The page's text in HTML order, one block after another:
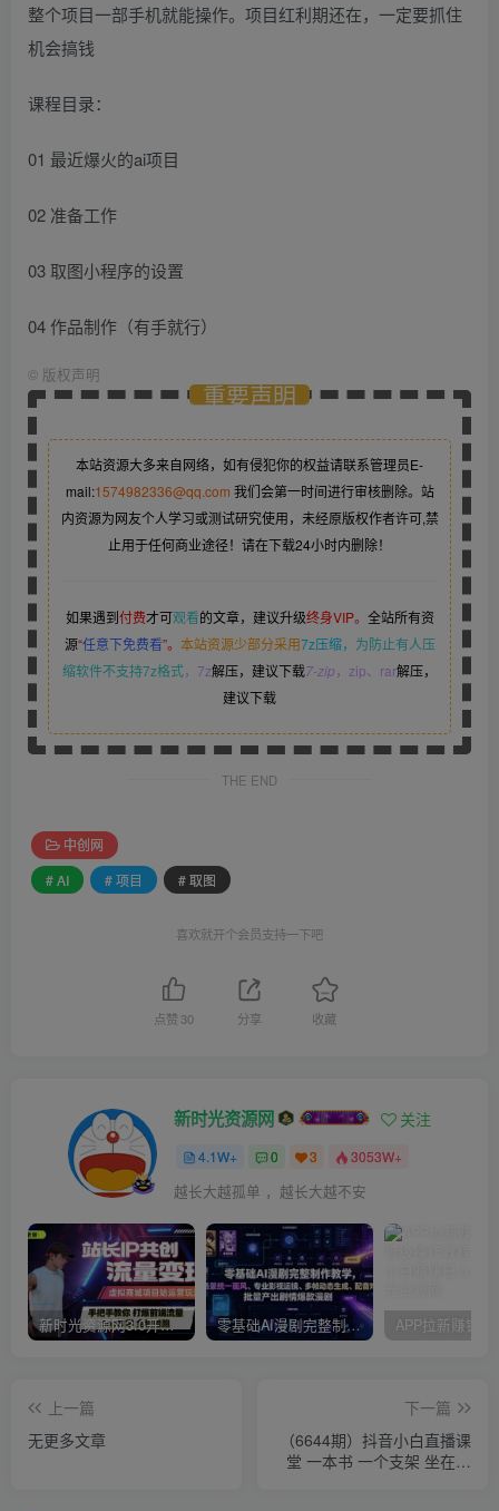
整个项目一部手机就能操作。项目红利期还在，一定要抓住
机会搞钱
课程目录：
01 最近爆火的ai项目
02 准备工作
03 取图小程序的设置
04 作品制作（有手就行）
© 版权声明
重要声明
本站资源大多来自网络，如有侵犯你的权益请联系管理员E-
mail:1574982336@qq.com 我们会第一时间进行审核删除。站
内资源为网友个人学习或测试研究使用，未经原版权作者许可,禁
止用于任何商业途径！请在下载24小时内删除！
如果遇到付费才可观看的文章，建议升级终身VIP。 全站所有资
源“任意下免费看”。 本站资源少部分采用7z压缩， 为防止有人压
缩软件不支持7z格式，7z解压，建议下载7-zip，zip、rar解压，
建议下载
THE END
中创网
# AI
# 项目 # 取图
喜欢就开个会员支持一下吧
点赞30 分享 收藏
新时光资源网 关注
4.1W+ 0 3 3053W+
越长大越孤单 ，越长大越不安
新时光资源网3.0开放加盟，搭建同款网创资源站，实测单日收款1万元！ 零基础AI漫剧完整制作教学，人物场景统一画风、专业影视运镜、多帧动态生成、配音对口型，批量产出剧情爆款漫剧
上一篇
无更多文章
下一篇
（6644期）抖音小白直播课
堂 一本书 一个支架 坐在家